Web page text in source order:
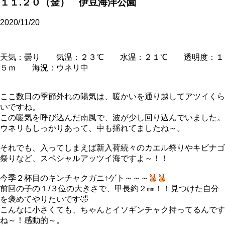
2020/11/20
天気：曇り 気温：２３℃ 水温：２１℃ 透明度：１
５ｍ 海況：ウネリ中
ここ数日の季節外れの陽気は、暖かいを通り越してアツイくら
いですね。
この暖気を呼び込んだ南風で、波が少し回り込んでいました。
ウネリもしっかりあって、中も揺れてましたね～。
それでも、入ってしまえば新入荷続々のカエル祭りやキビナゴ
祭りなど、スペシャルアッツイ海ですよ～！！
今季２杯目のキンチャクガニ↑ゲト～～～
前回の子の１/３位の大きさで、甲長約２㎜！！見つけた自分
を褒めてやりたいです🤣
こんなに小さくても、ちゃんとイソギンチャク持ってるんです
ね～！感動的～。